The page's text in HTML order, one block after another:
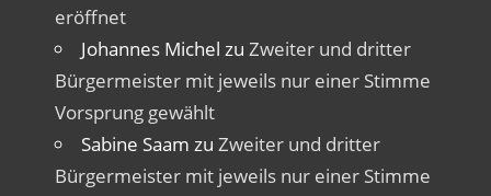
eröffnet
Johannes Michel zu Zweiter und dritter
Bürgermeister mit jeweils nur einer Stimme
Vorsprung gewählt
Sabine Saam zu Zweiter und dritter
Bürgermeister mit jeweils nur einer Stimme